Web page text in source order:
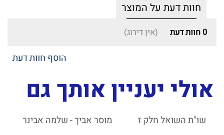
חוות דעת על המוצר
0 חוות דעת (אין דירוג)
הוסף חוות דעת
אולי יעניין אותך גם
שו"ת השואל חלק ז מוסר אביך - שלמה אבינר